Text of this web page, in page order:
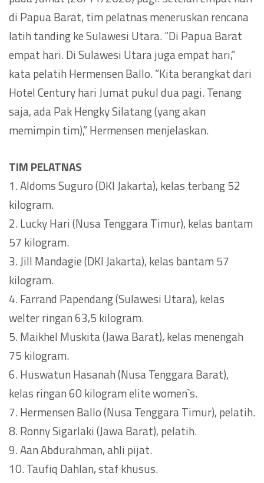
di Papua Barat, tim pelatnas meneruskan rencana
latih tanding ke Sulawesi Utara. “Di Papua Barat
empat hari. Di Sulawesi Utara juga empat hari,”
kata pelatih Hermensen Ballo. ”Kita berangkat dari
Hotel Century hari Jumat pukul dua pagi. Tenang
saja, ada Pak Hengky Silatang (yang akan
memimpin tim),” Hermensen menjelaskan.
TIM PELATNAS
1. Aldoms Suguro (DKI Jakarta), kelas terbang 52
kilogram.
2. Lucky Hari (Nusa Tenggara Timur), kelas bantam
57 kilogram.
3. Jill Mandagie (DKI Jakarta), kelas bantam 57
kilogram.
4. Farrand Papendang (Sulawesi Utara), kelas
welter ringan 63,5 kilogram.
5. Maikhel Muskita (Jawa Barat), kelas menengah
75 kilogram.
6. Huswatun Hasanah (Nusa Tenggara Barat),
kelas ringan 60 kilogram elite women`s.
7. Hermensen Ballo (Nusa Tenggara Timur), pelatih.
8. Ronny Sigarlaki (Jawa Barat), pelatih.
9. Aan Abdurahman, ahli pijat.
10. Taufiq Dahlan, staf khusus.